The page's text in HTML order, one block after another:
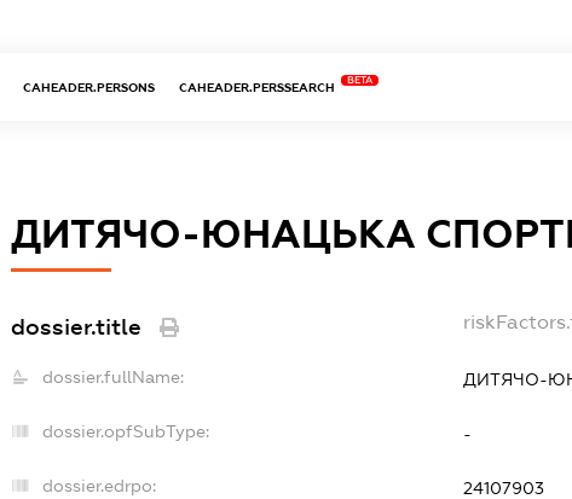
CAHEADER.PERSONS CAHEADER.PERSSEARCH
BETA
ДИТЯЧО-ЮНАЦЬКА
dossier.title
dossier.fullName: ДИТЯЧО-
dossier.opfSubType: -
dossier.edrpo: 24107903